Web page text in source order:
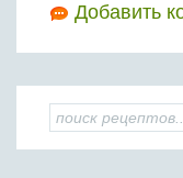
Добавить